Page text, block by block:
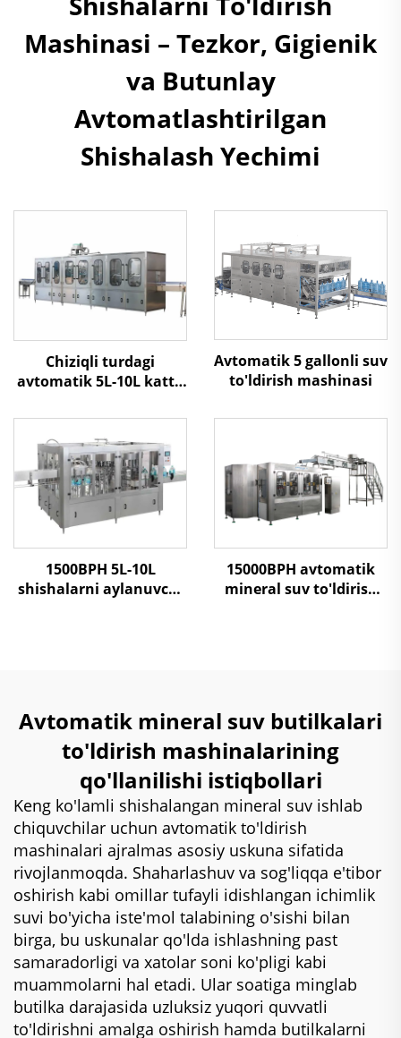
Mashinasi – Tezkor, Gigienik
va Butunlay
Avtomatlashtirilgan
Shishalash Yechimi
Chiziqli turdagi
avtomatik 5L-10L katta
to'ldirish mashinasi
Avtomatik 5 gallonli suv
to'ldirish mashinasi
1500BPH 5L-10L
shishalarni aylanuvchi
15000BPH avtomatik
mineral suv to'ldirish
Avtomatik mineral suv butilkalari
to'ldirish mashinalarining
qo'llanilishi istiqbollari
Keng ko'lamli shishalangan mineral suv ishlab
chiquvchilar uchun avtomatik to'ldirish
mashinalari ajralmas asosiy uskuna sifatida
rivojlanmoqda. Shaharlashuv va sog'liqqa e'tibor
oshirish kabi omillar tufayli idishlangan ichimlik
suvi bo'yicha iste'mol talabining o'sishi bilan
birga, bu uskunalar qo'lda ishlashning past
samaradorligi va xatolar soni ko'pligi kabi
muammolarni hal etadi. Ular soatiga minglab
butilka darajasida uzluksiz yuqori quvvatli
to'ldirishni amalga oshirish hamda butilkalarni